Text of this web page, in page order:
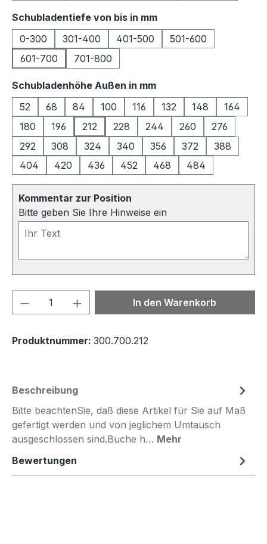
Schubladentiefe von bis in mmauswählen
0-300
301-400 401-500
501-600
601-700
701-800
Schubladenhöhe Außen in mmauswählen
52
68 84 100 116 132 148
164
180
196 212 228 244 260
276
292
308 324 340 356 372
388
404
420 436 452 468 484
Kommentar zur Position
Bitte geben Sie Ihre Hinweise ein
Produkt Anzahl: Gib denIn den Warenkorb
Produktnummer: 300.700.212
Beschreibung
Bitte beachtenSie, daß diese Artikel für Sie auf Maß
gefertigt werden und von jeglichem Umtausch
ausgeschlossen sind.Buche h… Mehr
Bewertungen